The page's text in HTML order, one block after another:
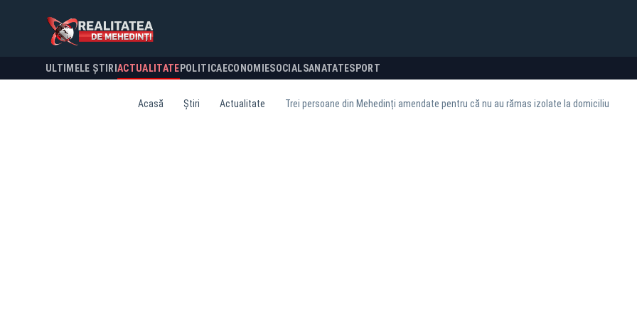
ULTIMELE ȘTIRI ACTUALITATE POLITICA ECONOMIESOCIALSANATATESPORT
Acasă Știri Actualitate Trei persoane din Mehedinți amendate pentru că nu au rămas izolate la domiciliu